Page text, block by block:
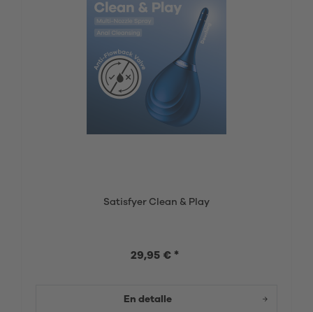
Satisfyer Clean & Play
29,95 € *
En detalle